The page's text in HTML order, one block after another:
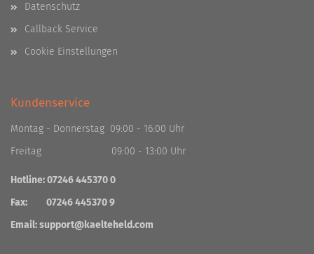
Datenschutz
Callback Service
Cookie Einstellungen
Kundenservice
Montag - Donnerstag 09:00 - 16:00 Uhr
Freitag 09:00 - 13:00 Uhr
Hotline: 07246 445370 0
Fax: 07246 445370 9
Email:support@kaelteheld.com